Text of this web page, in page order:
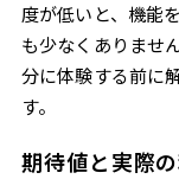
度が低いと、機能
も少なくありませ
分に体験する前に
す。
期待値と実際